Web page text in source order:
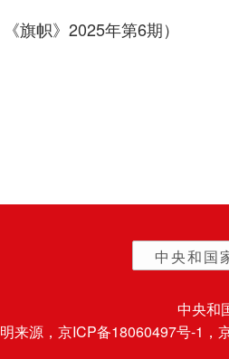
《旗帜》2025年第6期）
中央和国
中央和
来源， 京ICP备18060497号-1 ，